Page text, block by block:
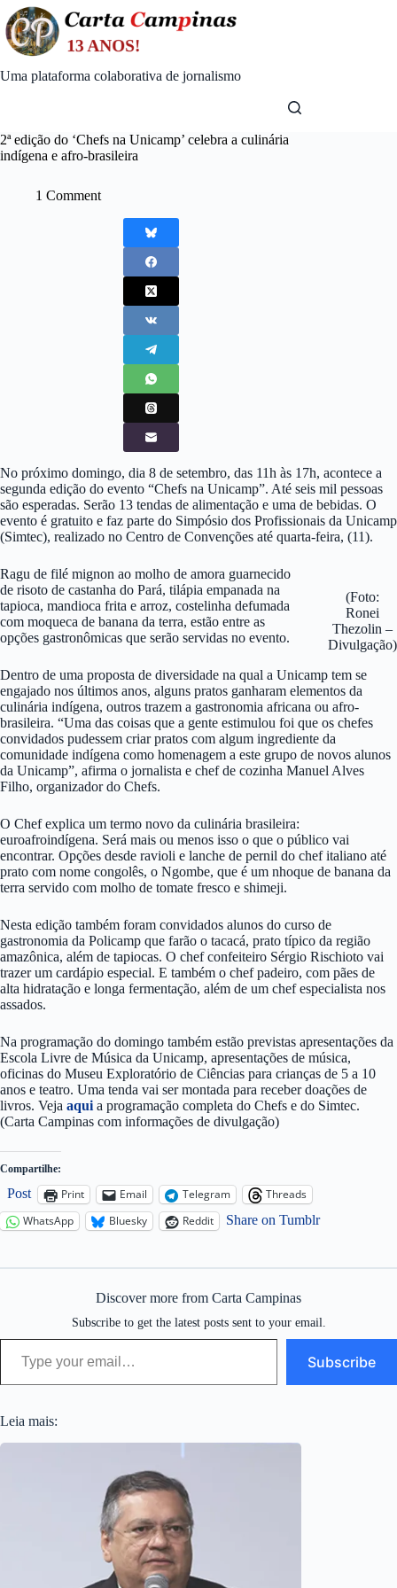
Skip
to
content
Uma plataforma colaborativa de jornalismo
2ª edição do ‘Chefs na Unicamp’ celebra a culinária
indígena e afro-brasileira
1 Comment
No próximo domingo, dia 8 de setembro, das 11h às 17h, acontece a
segunda edição do evento “Chefs na Unicamp”. Até seis mil pessoas
são esperadas. Serão 13 tendas de alimentação e uma de bebidas. O
evento é gratuito e faz parte do Simpósio dos Profissionais da Unicamp
(Simtec), realizado no Centro de Convenções até quarta-feira, (11).
(Foto:
Ronei
Thezolin –
Divulgação)
Ragu de filé mignon ao molho de amora guarnecido
de risoto de castanha do Pará, tilápia empanada na
tapioca, mandioca frita e arroz, costelinha defumada
com moqueca de banana da terra, estão entre as
opções gastronômicas que serão servidas no evento.
Dentro de uma proposta de diversidade na qual a Unicamp tem se
engajado nos últimos anos, alguns pratos ganharam elementos da
culinária indígena, outros trazem a gastronomia africana ou afro-
brasileira. “Uma das coisas que a gente estimulou foi que os chefes
convidados pudessem criar pratos com algum ingrediente da
comunidade indígena como homenagem a este grupo de novos alunos
da Unicamp”, afirma o jornalista e chef de cozinha Manuel Alves
Filho, organizador do Chefs.
O Chef explica um termo novo da culinária brasileira:
euroafroindígena. Será mais ou menos isso o que o público vai
encontrar. Opções desde ravioli e lanche de pernil do chef italiano até
prato com nome congolês, o Ngombe, que é um nhoque de banana da
terra servido com molho de tomate fresco e shimeji.
Nesta edição também foram convidados alunos do curso de
gastronomia da Policamp que farão o tacacá, prato típico da região
amazônica, além de tapiocas. O chef confeiteiro Sérgio Rischioto vai
trazer um cardápio especial. E também o chef padeiro, com pães de
alta hidratação e longa fermentação, além de um chef especialista nos
assados.
Na programação do domingo também estão previstas apresentações da
Escola Livre de Música da Unicamp, apresentações de música,
oficinas do Museu Exploratório de Ciências para crianças de 5 a 10
anos e teatro. Uma tenda vai ser montada para receber doações de
livros. Veja aqui a programação completa do Chefs e do Simtec.
(Carta Campinas com informações de divulgação)
Compartilhe:
Post Print Email Telegram
Threads
WhatsApp
Bluesky Reddit Share on Tumblr
Discover more from Carta Campinas
Subscribe to get the latest posts sent to your email.
Type your email…
Subscribe
Leia mais: